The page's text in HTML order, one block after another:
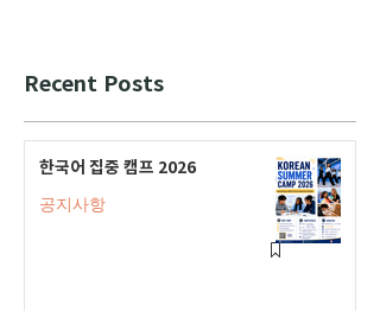
Recent Posts
한국어 집중 캠프 2026
공지사항